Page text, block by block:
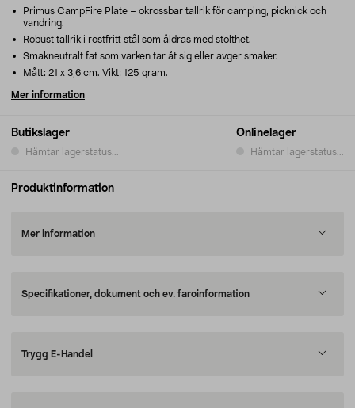
Butikslager
Hämtar lagerstatus...
Onlinelager
Hämtar lagerstatus...
Primus CampFire Plate – okrossbar tallrik för camping, picknick och
vandring.
Robust tallrik i rostfritt stål som åldras med stolthet.
Smakneutralt fat som varken tar åt sig eller avger smaker.
Mått: 21 x 3,6 cm. Vikt: 125 gram.
Mer information
Produktinformation
Mer information
Specifikationer, dokument och ev. faroinformation
Trygg E-Handel